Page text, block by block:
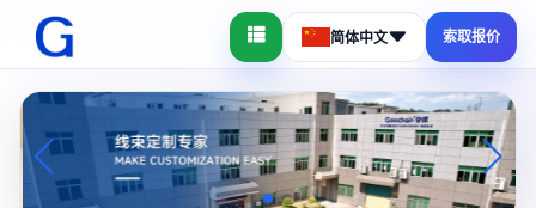
简体中文 索取报价